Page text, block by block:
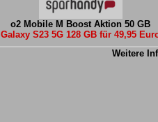
o2 Mobile M Boost Aktion 50 GB
Galaxy S23 5G 128 GB für 49,95
Weitere